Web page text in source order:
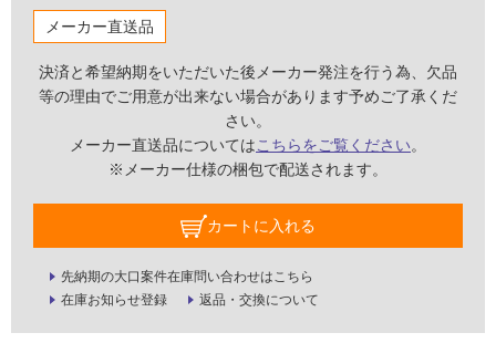
メーカー直送品
決済と希望納期をいただいた後メーカー発注を行う為、欠品
等の理由でご用意が出来ない場合があります予めご了承くだ
さい。
メーカー直送品についてはこちらをご覧ください。
※メーカー仕様の梱包で配送されます。
カートに入れる
先納期の大口案件在庫問い合わせはこちら
在庫お知らせ登録
返品・交換について
適
し
内
壁・
外